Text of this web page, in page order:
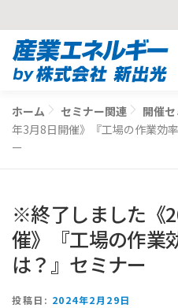
導
CO2削減シ
ホーム セミナー関連 開催
年3月8日開催》『工場の作業効
ー
※終了しました《
催》『工場の作業
は？』セミナー
投稿日: 2024年2月29日